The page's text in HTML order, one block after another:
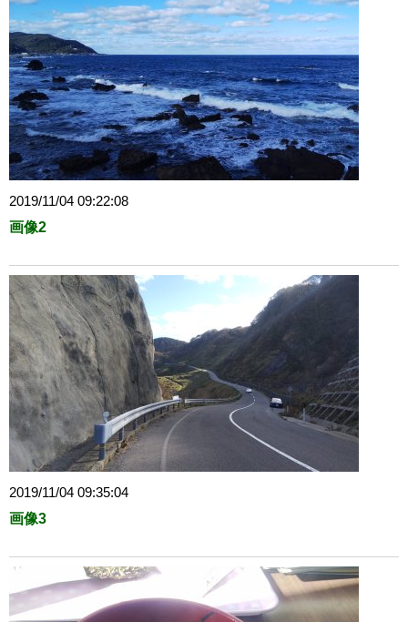
2019/11/04 09:22:08
画像2
2019/11/04 09:35:04
画像3